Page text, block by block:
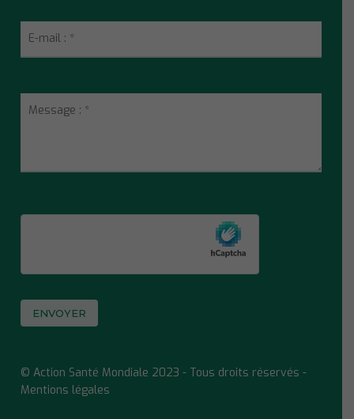
© Action Santé Mondiale 2023 - Tous droits réservés -
Mentions légales